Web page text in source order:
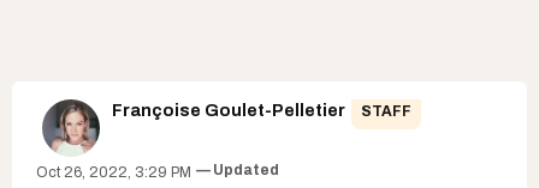
Françoise Goulet-Pelletier STAFF
Oct 26, 2022, 3:29 PM Updated